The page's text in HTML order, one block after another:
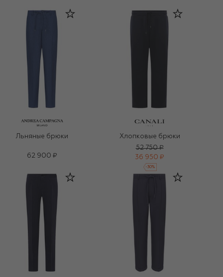
Льняные брюки
62 900 ₽
Хлопковые брюки
52 750 ₽
36 950 ₽
-30%